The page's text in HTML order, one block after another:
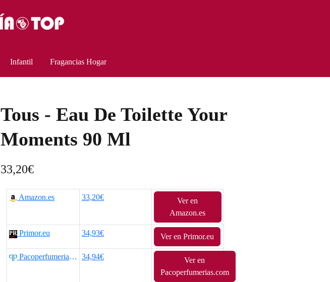
Infantil Fragancias Hogar
Tous - Eau De Toilette Your
Moments 90 Ml
33,20€
Amazon.es 33,20€
Ver en
Amazon.es
Primor.eu 34,93€ Ver en Primor.eu
Pacoperfumerias.com 34,94€
Ver en
Pacoperfumerias.com